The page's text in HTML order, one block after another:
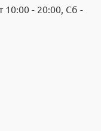
10:00 - 20:00, Сб -